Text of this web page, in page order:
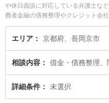
や休日面談に対応している弁護士な
費者金融の債務整理やクレジット会
かな分野での絞り込み検索もでき便
士のプロフィール情報や弁護士費用
回相談無料で闇金被害を法律相談で
い』などでお困りの相談者さんにお
エリア 京都府、長岡京市
相談内容 借金・債務整理、
詳細条件 未選択